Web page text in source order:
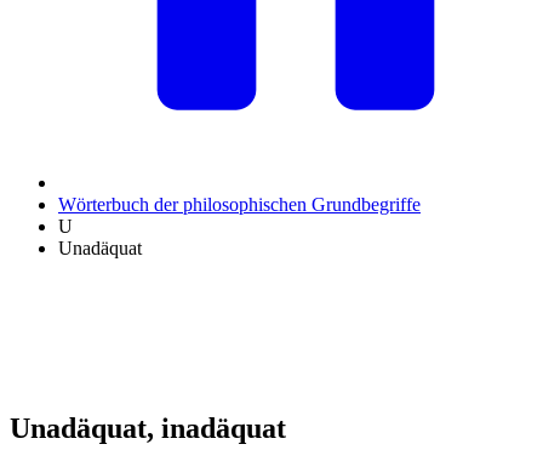
Wörterbuch der philosophischen Grundbegriffe
U
Unadäquat
Unadäquat, inadäquat